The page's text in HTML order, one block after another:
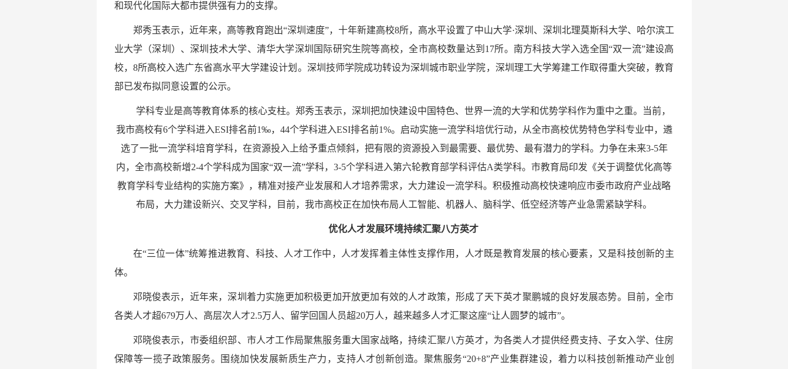
和现代化国际大都市提供强有力的支撑。
郑秀玉表示，近年来，高等教育跑出“深圳速度”，十年新建高校8所，高水平设置了中山大学·深圳、深圳北理莫斯科大学、哈尔滨工
业大学（深圳）、深圳技术大学、清华大学深圳国际研究生院等高校，全市高校数量达到17所。南方科技大学入选全国“双一流”建设高
校，8所高校入选广东省高水平大学建设计划。深圳技师学院成功转设为深圳城市职业学院，深圳理工大学筹建工作取得重大突破，教育
部已发布拟同意设置的公示。
学科专业是高等教育体系的核心支柱。郑秀玉表示，深圳把加快建设中国特色、世界一流的大学和优势学科作为重中之重。当前，
我市高校有6个学科进入ESI排名前1‰，44个学科进入ESI排名前1%。启动实施一流学科培优行动，从全市高校优势特色学科专业中，遴
选了一批一流学科培育学科，在资源投入上给予重点倾斜，把有限的资源投入到最需要、最优势、最有潜力的学科。力争在未来3-5年
内，全市高校新增2-4个学科成为国家“双一流”学科，3-5个学科进入第六轮教育部学科评估A类学科。市教育局印发《关于调整优化高等
教育学科专业结构的实施方案》，精准对接产业发展和人才培养需求，大力建设一流学科。积极推动高校快速响应市委市政府产业战略
布局，大力建设新兴、交叉学科，目前，我市高校正在加快布局人工智能、机器人、脑科学、低空经济等产业急需紧缺学科。
优化人才发展环境持续汇聚八方英才
在“三位一体”统筹推进教育、科技、人才工作中，人才发挥着主体性支撑作用，人才既是教育发展的核心要素，又是科技创新的主
体。
邓晓俊表示，近年来，深圳着力实施更加积极更加开放更加有效的人才政策，形成了天下英才聚鹏城的良好发展态势。目前，全市
各类人才超679万人、高层次人才2.5万人、留学回国人员超20万人，越来越多人才汇聚这座“让人圆梦的城市”。
邓晓俊表示，市委组织部、市人才工作局聚焦服务重大国家战略，持续汇聚八方英才，为各类人才提供经费支持、子女入学、住房
保障等一揽子政策服务。围绕加快发展新质生产力，支持人才创新创造。聚焦服务“20+8”产业集群建设，着力以科技创新推动产业创